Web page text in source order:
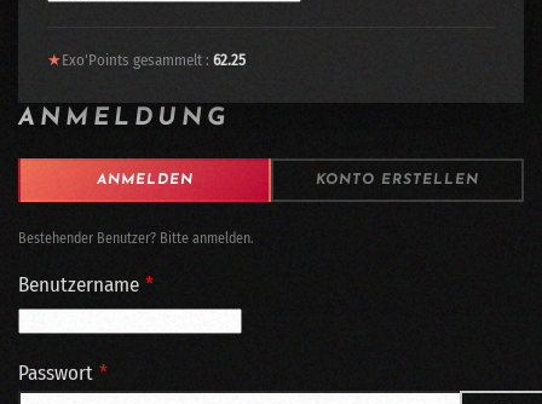
ANMELDUNG
ANMELDEN KONTO ERSTELLEN
Bestehender Benutzer? Bitte anmelden.
Benutzername *
Passwort *
★Exo'Points gesammelt : 62.25